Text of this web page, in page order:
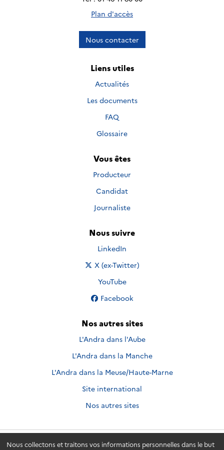
Nous collectons et traitons vos informations personnelles dans le but
Plan d'accès
Nous contacter
Liens utiles
Actualités
Les documents
FAQ
Glossaire
Vous êtes
Producteur
Candidat
Journaliste
Nous suivre
Nous suivre sur
LinkedIn
Nous suivre sur
X (ex-Twitter)
Nous suivre sur
YouTube
Nous suivre sur
Facebook
Nos autres sites
L'Andra dans l'Aube
L'Andra dans la Manche
L'Andra dans la Meuse/Haute-Marne
Site international
Nos autres sites
Andra.fr © 2026 - Andra. Tous droits réservés.